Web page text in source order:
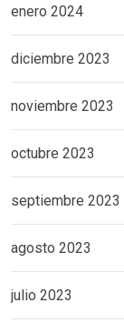
enero 2024
diciembre 2023
noviembre 2023
octubre 2023
septiembre 2023
agosto 2023
julio 2023